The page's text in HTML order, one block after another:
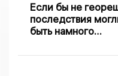
Если бы не
последствия
быть намного
сходе песка на